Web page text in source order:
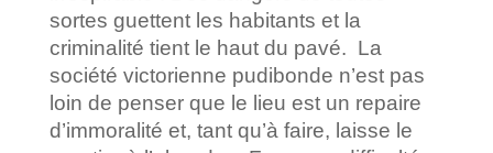
sortes guettent les habitants et la
criminalité tient le haut du pavé. La
société victorienne pudibonde n’est pas
loin de penser que le lieu est un repaire
d’immoralité et, tant qu’à faire, laisse le